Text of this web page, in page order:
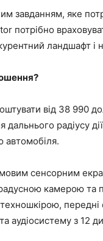
завданням, яке
потрібно
ландшафт і
від 38 990
радіусу
автомобіля.
сенсорним
камерою та
аудіосистему з 12